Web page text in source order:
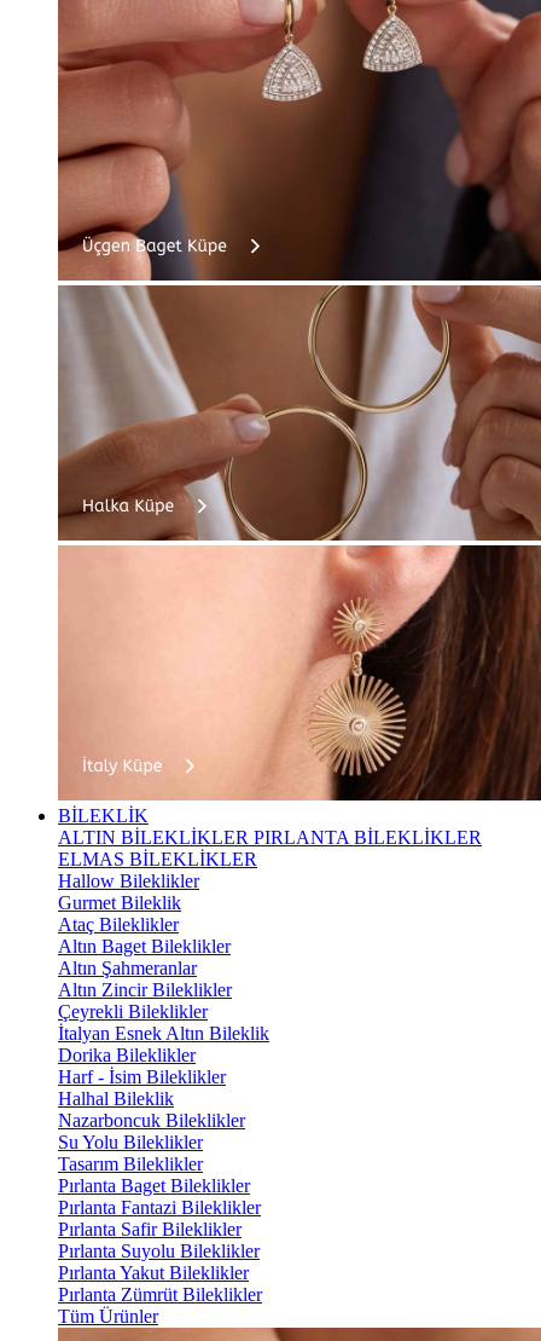
BİLEKLİK
ALTIN BİLEKLİKLER PIRLANTA BİLEKLİKLER
ELMAS BİLEKLİKLER
Hallow Bileklikler
Gurmet Bileklik
Ataç Bileklikler
Altın Baget Bileklikler
Altın Şahmeranlar
Altın Zincir Bileklikler
Çeyrekli Bileklikler
İtalyan Esnek Altın Bileklik
Dorika Bileklikler
Harf - İsim Bileklikler
Halhal Bileklik
Nazarboncuk Bileklikler
Su Yolu Bileklikler
Tasarım Bileklikler
Pırlanta Baget Bileklikler
Pırlanta Fantazi Bileklikler
Pırlanta Safir Bileklikler
Pırlanta Suyolu Bileklikler
Pırlanta Yakut Bileklikler
Pırlanta Zümrüt Bileklikler
Tüm Ürünler